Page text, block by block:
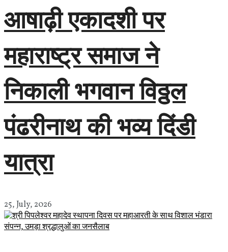
आषाढ़ी एकादशी पर
महाराष्ट्र समाज ने
निकाली भगवान विठ्ठल
पंढरीनाथ की भव्य दिंडी
यात्रा
25, July, 2026